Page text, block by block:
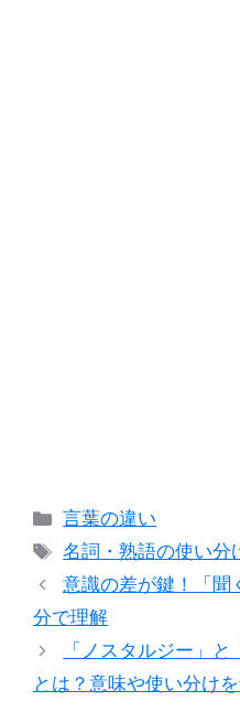
カ
テ
ゴ
リ
ー
言葉の違い
タ
グ
名詞・熟語の使い分
意識の差が鍵！「聞
分で理解
「ノスタルジー」
とは？意味や使い分け